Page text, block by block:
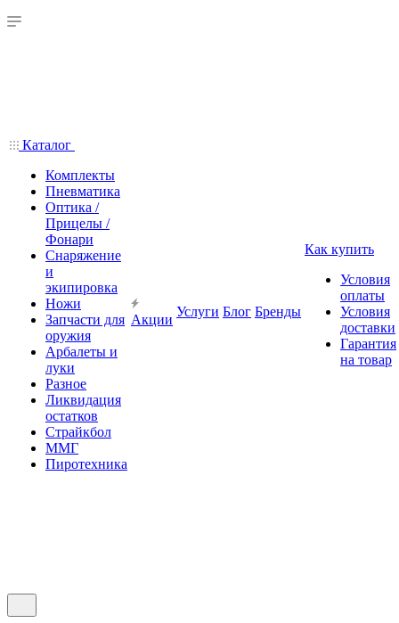
Каталог
Комплекты
Пневматика
Оптика /
Прицелы /
Фонари
Снаряжение
и
экипировка
Ножи
Запчасти для
оружия
Арбалеты и
луки
Разное
Ликвидация
остатков
Страйкбол
ММГ
Пиротехника
Акции
Услуги Блог Бренды
Как купить
Условия
оплаты
Условия
доставки
Гарантия
на товар